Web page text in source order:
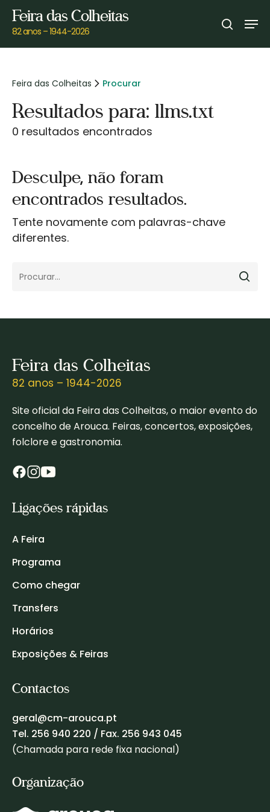
Skip
main
Feira das Colheitas
82 anos – 1944-2026 search
Feira das Colheitas Procurar
Resultados para: llms.txt
0 resultados encontrados
Desculpe, não foram
encontrados resultados.
Tente novamente com palavras-chave
diferentes.
Feira das Colheitas
82 anos – 1944-2026
Site oficial da Feira das Colheitas, o maior evento do
concelho de Arouca. Feiras, concertos, exposições,
folclore e gastronomia.
Ligações rápidas
A Feira
Programa
Como chegar
Transfers
Horários
Exposições & Feiras
Contactos
geral@cm-arouca.pt
Tel. 256 940 220 / Fax. 256 943 045
(Chamada para rede fixa nacional)
Organização